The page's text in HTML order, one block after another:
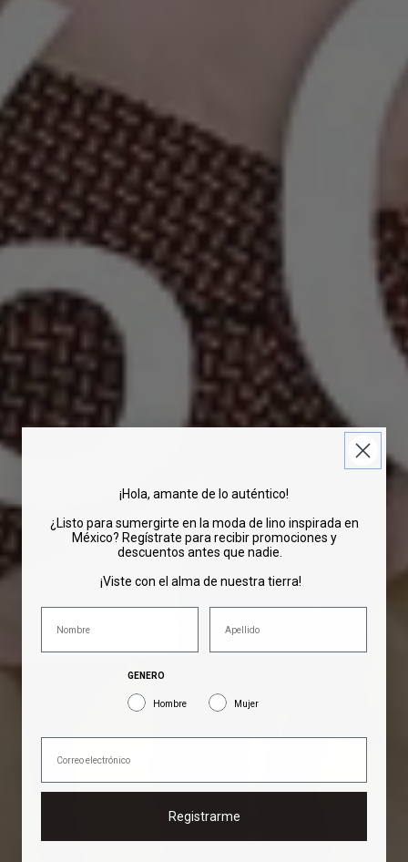
¡Hola, amante de lo auténtico!
¿Listo para sumergirte en la moda de lino inspirada en
México? Regístrate para recibir promociones y
descuentos antes que nadie.
¡Viste con el alma de nuestra tierra!
GENERO
Hombre Mujer
Registrarme